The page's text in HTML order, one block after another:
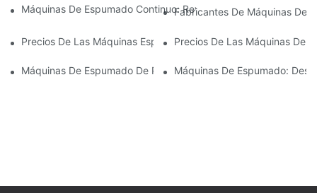
Máquinas De Espumado Continuo: Revolucionando La
Fabricantes De Máquinas De
Precios De Las Máquinas Espumadoras Por Lotes: ¿Qué
Precios De Las Máquinas De
Máquinas De Espumado De Poliuretano: Herramientas
Máquinas De Espumado: